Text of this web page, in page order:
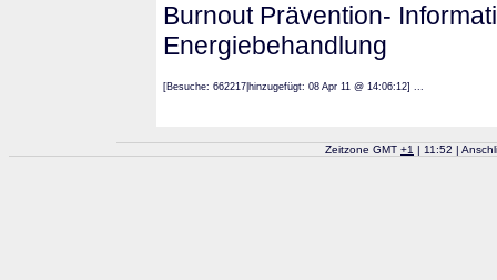
Burnout Prävention-
Energiebehandlung
[Besuche: 662217|hinzugefügt: 08 Apr 11 @ 14:06:12] ...
Zeitzone GMT +1 | 11:52 |